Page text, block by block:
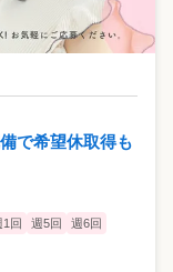
で希望休取得も
1回 週5回 週6回